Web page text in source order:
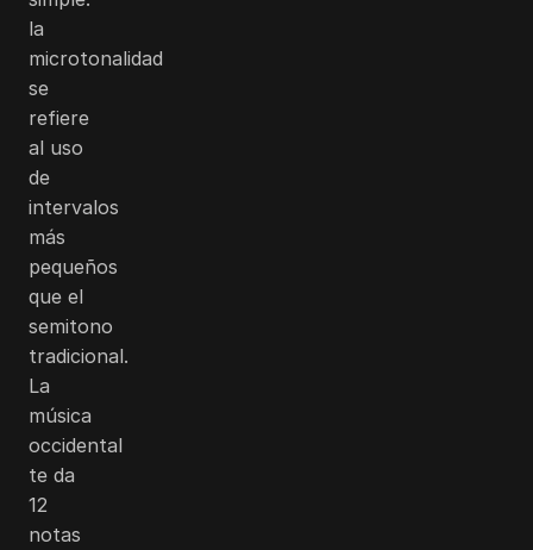
la
microtonalidad
se
refiere
al uso
de
intervalos
más
pequeños
que el
semitono
tradicional.
La
música
occidental
te da
12
notas